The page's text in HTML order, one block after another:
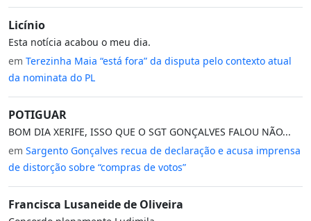
Licínio
Esta notícia acabou o meu dia.
em Terezinha Maia “está fora” da disputa pelo contexto atual
da nominata do PL
POTIGUAR
BOM DIA XERIFE, ISSO QUE O SGT GONÇALVES FALOU NÃO...
em Sargento Gonçalves recua de declaração e acusa imprensa
de distorção sobre “compras de votos”
Francisca Lusaneide de Oliveira